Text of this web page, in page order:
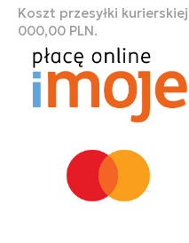
Koszt przesyłki
000,00 PLN.